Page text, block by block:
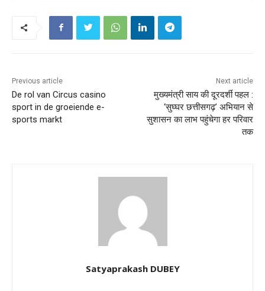
Previous article
De rol van Circus casino
sport in de groeiende e-
sports markt
Next article
मुख्यमंत्री साय की दूरदर्शी पहल :
‘सुघ्घर छत्तीसगढ़’ अभियान से
सुशासन का लाभ पहुंचेगा हर परिवार
तक
Satyaprakash DUBEY